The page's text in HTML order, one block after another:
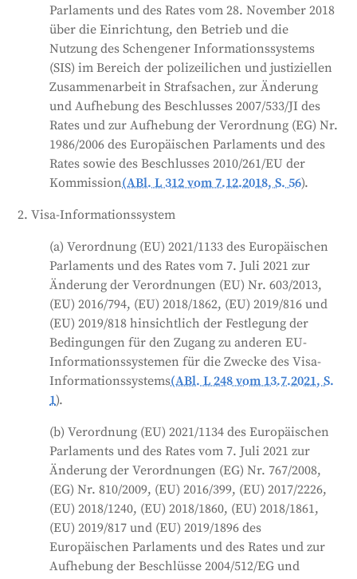
Parlaments und des Rates vom 28. November 2018
über die Einrichtung, den Betrieb und die
Nutzung des Schengener Informationssystems
(SIS) im Bereich der polizeilichen und justiziellen
Zusammenarbeit in Strafsachen, zur Änderung
und Aufhebung des Beschlusses 2007/533/JI des
Rates und zur Aufhebung der Verordnung (EG) Nr.
1986/2006 des Europäischen Parlaments und des
Rates sowie des Beschlusses 2010/261/EU der
Kommission(ABl. L 312 vom 7.12.2018, S. 56).
2. Visa-Informationssystem
(a) Verordnung (EU) 2021/1133 des Europäischen
Parlaments und des Rates vom 7. Juli 2021 zur
Änderung der Verordnungen (EU) Nr. 603/2013,
(EU) 2016/794, (EU) 2018/1862, (EU) 2019/816 und
(EU) 2019/818 hinsichtlich der Festlegung der
Bedingungen für den Zugang zu anderen EU-
Informationssystemen für die Zwecke des Visa-
Informationssystems(ABl. L 248 vom 13.7.2021, S.
1).
(b) Verordnung (EU) 2021/1134 des Europäischen
Parlaments und des Rates vom 7. Juli 2021 zur
Änderung der Verordnungen (EG) Nr. 767/2008,
(EG) Nr. 810/2009, (EU) 2016/399, (EU) 2017/2226,
(EU) 2018/1240, (EU) 2018/1860, (EU) 2018/1861,
(EU) 2019/817 und (EU) 2019/1896 des
Europäischen Parlaments und des Rates und zur
Aufhebung der Beschlüsse 2004/512/EG und